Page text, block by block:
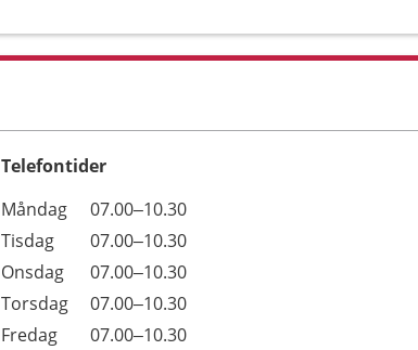
Telefontider
Dag
Öppettider
Kommentarer
Måndag
07.00–10.30
Tisdag
07.00–10.30
Onsdag
07.00–10.30
Torsdag
07.00–10.30
Fredag
07.00–10.30